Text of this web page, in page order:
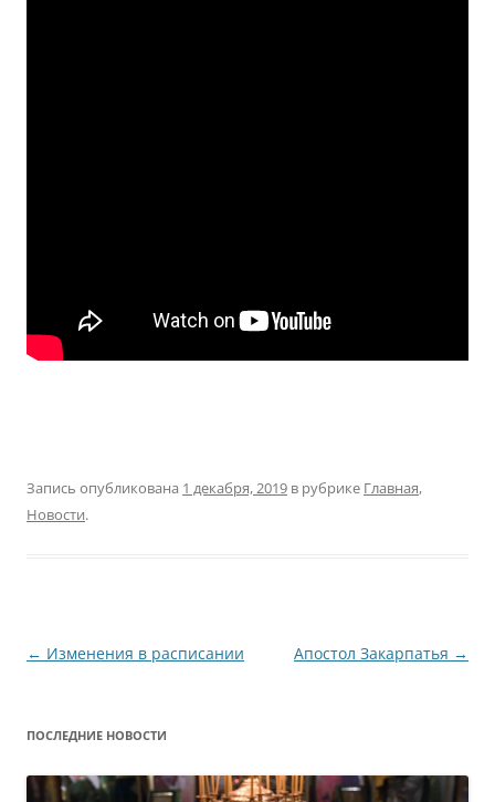
Запись опубликована 1 декабря, 2019 в рубрике Главная,
Новости.
Навигация
← Изменения в расписании Апостол Закарпатья →
ПОСЛЕДНИЕ НОВОСТИ